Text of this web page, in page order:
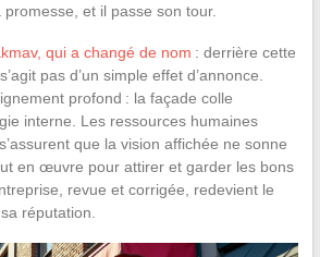
et il passe son tour.
qui a changé de nom : derrière cette
pas d’un simple effet d’annonce.
profond : la façade colle
interne. Les ressources humaines
que la vision affichée ne sonne
en œuvre pour attirer et garder les bons
revue et corrigée, redevient le
réputation.